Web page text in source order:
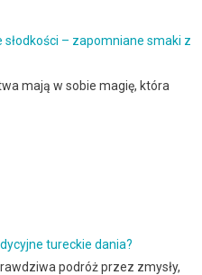
słodkości – zapomniane smaki z
mają w sobie magię, która
tureckie dania?
podróż przez zmysły,